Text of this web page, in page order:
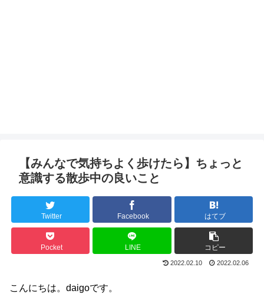
【みんなで気持ちよく歩けたら】ちょっと
意識する散歩中の良いこと
Twitter Facebook はてブ
Pocket LINE コピー
2022.02.10 2022.02.06
こんにちは。daigoです。